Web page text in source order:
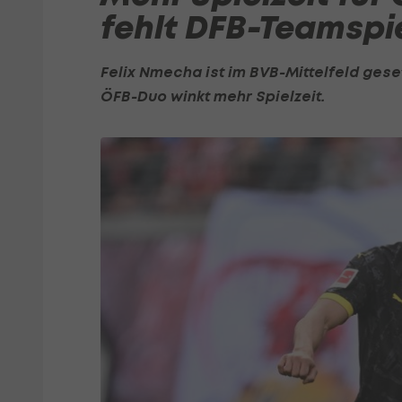
fehlt DFB-
Felix Nmecha ist im BVB-Mittelfeld
ÖFB-Duo winkt mehr Spielzeit.